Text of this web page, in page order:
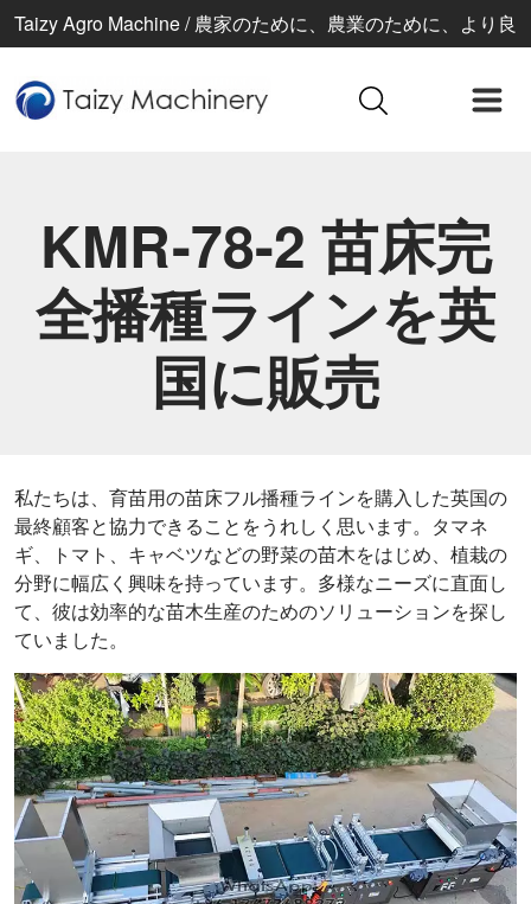
Taizy Agro Machine / 農家のために、農業のために、より良
KMR-78-2 苗床完
全播種ラインを英
国に販売
私たちは、育苗用の苗床フル播種ラインを購入した英国の
最終顧客と協力できることをうれしく思います。タマネ
ギ、トマト、キャベツなどの野菜の苗木をはじめ、植栽の
分野に幅広く興味を持っています。多様なニーズに直面し
て、彼は効率的な苗木生産のためのソリューションを探し
ていました。